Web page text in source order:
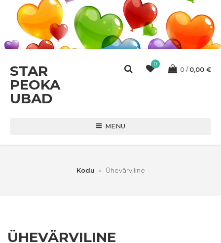
STAR
PEOKA
UBAD
0
0 0,00 €
MENU
Kodu » Ühevärviline
ÜHEVÄRVILINE